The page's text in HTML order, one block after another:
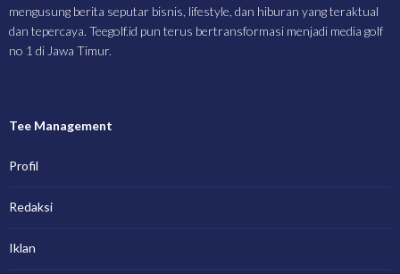
mengusung berita seputar bisnis, lifestyle, dan hiburan yang teraktual
dan tepercaya. Teegolf.id pun terus bertransformasi menjadi media golf
no 1 di Jawa Timur.
Tee Management
Profil
Redaksi
Iklan